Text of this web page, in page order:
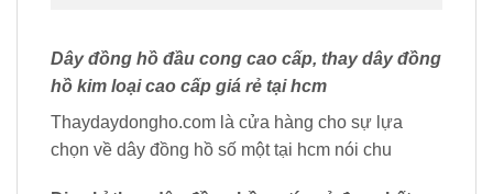
Dây đồng hồ đầu cong cao cấp, thay dây đồng
hồ kim loại cao cấp giá rẻ tại hcm
Thaydaydongho.com là cửa hàng cho sự lựa
chọn về dây đồng hồ số một tại hcm nói chu